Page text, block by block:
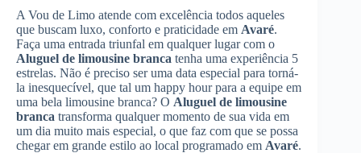
A Vou de Limo atende com excelência todos aqueles
que buscam luxo, conforto e praticidade em Avaré.
Faça uma entrada triunfal em qualquer lugar com o
Aluguel de limousine branca tenha uma experiência 5
estrelas. Não é preciso ser uma data especial para torná-
la inesquecível, que tal um happy hour para a equipe em
uma bela limousine branca? O Aluguel de limousine
branca transforma qualquer momento de sua vida em
um dia muito mais especial, o que faz com que se possa
chegar em grande estilo ao local programado em Avaré.